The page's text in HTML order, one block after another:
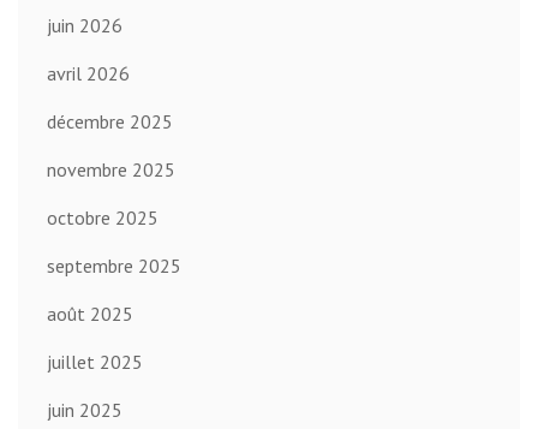
juin 2026
avril 2026
décembre 2025
novembre 2025
octobre 2025
septembre 2025
août 2025
juillet 2025
juin 2025